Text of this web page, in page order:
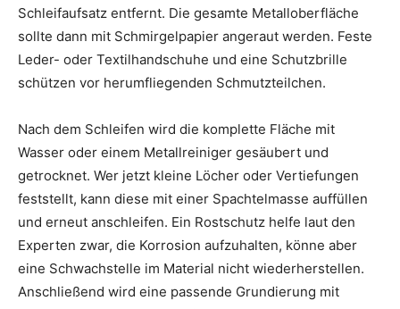
Schleifaufsatz entfernt. Die gesamte Metalloberfläche
sollte dann mit Schmirgelpapier angeraut werden. Feste
Leder- oder Textilhandschuhe und eine Schutzbrille
schützen vor herumfliegenden Schmutzteilchen.
Nach dem Schleifen wird die komplette Fläche mit
Wasser oder einem Metallreiniger gesäubert und
getrocknet. Wer jetzt kleine Löcher oder Vertiefungen
feststellt, kann diese mit einer Spachtelmasse auffüllen
und erneut anschleifen. Ein Rostschutz helfe laut den
Experten zwar, die Korrosion aufzuhalten, könne aber
eine Schwachstelle im Material nicht wiederherstellen.
Anschließend wird eine passende Grundierung mit